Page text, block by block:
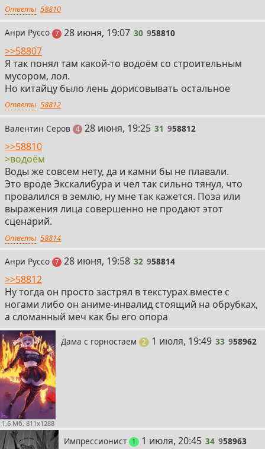
Ответы 58810
Анри Руссо 7постов
30
28 июня, 19:07 30 958810
>>58807
Я так понял там какой-то водоём со строительным
мусором, лол.
Но китайцу было лень дорисовывать остальное
Ответы 58812
Валентин Серов 4поста
31
28 июня, 19:25 31 958812
>>58810
>водоём
Воды же совсем нету, да и камни бы не плавали.
Это вроде Экскалибура и чел так сильно тянул, что
провалился в землю, ну мне так кажется. Поза или
выражения лица совершенно не продают этот
сценарий.
Ответы 58814
Анри Руссо 7постов
32
28 июня, 19:58 32 958814
>>58812
Ну тогда он просто застрял в текстурах вместе с
ногами либо он аниме-инвалид стоящий на обрубках,
а сломанный меч как бы его опора
1,6 Мб, 811x1288
Дама с горностаем 2поста
33
1 июля, 19:49 33 958962
Импрессионист 1пост
34
1 июля, 20:45 34 958963